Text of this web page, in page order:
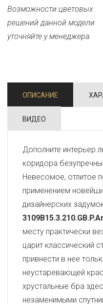
Возможности цветовых
решений данной модели
уточняйте у менеджера.
ОПИСАНИЕ
ВИДЕО
Дополните интерьер
коридора
Невесомое, отлитое
применением
дизайнерских
месту практически
царит классический
привнести в нее
неустаревающей
хрустальные бра
незаменимыми